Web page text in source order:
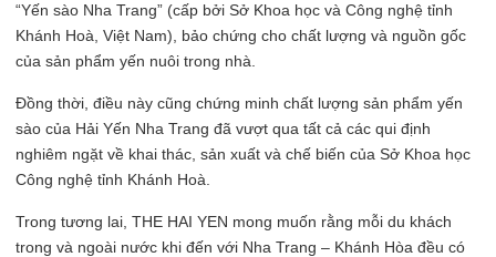
“Yến sào Nha Trang” (cấp bởi Sở Khoa học và Công nghệ tỉnh
Khánh Hoà, Việt Nam), bảo chứng cho chất lượng và nguồn gốc
của sản phẩm yến nuôi trong nhà.
Đồng thời, điều này cũng chứng minh chất lượng sản phẩm yến
sào của Hải Yến Nha Trang đã vượt qua tất cả các qui định
nghiêm ngặt về khai thác, sản xuất và chế biến của Sở Khoa học
Công nghệ tỉnh Khánh Hoà.
Trong tương lai, THE HAI YEN mong muốn rằng mỗi du khách
trong và ngoài nước khi đến với Nha Trang – Khánh Hòa đều có